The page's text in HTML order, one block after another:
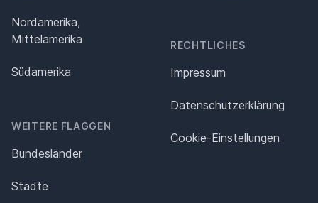
Nordamerika,
Mittelamerika
Südamerika
WEITERE FLAGGEN
Bundesländer
Städte
RECHTLICHES
Impressum
Datenschutz­erklärung
Cookie-Einstellungen